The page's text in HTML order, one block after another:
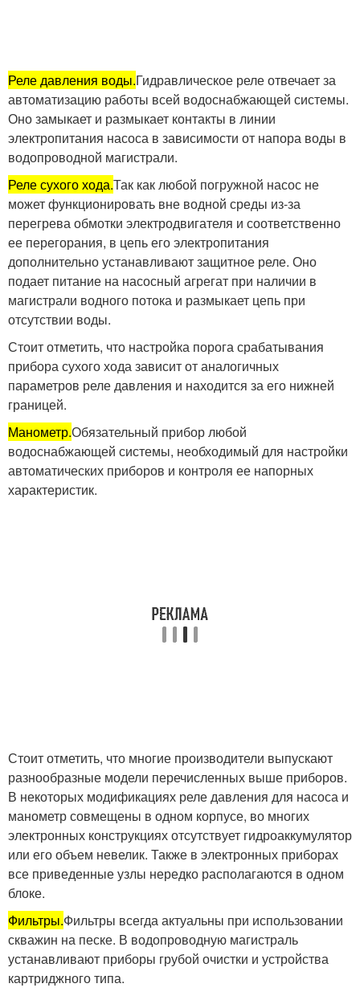
Реле давления воды.Гидравлическое реле отвечает за
автоматизацию работы всей водоснабжающей системы.
Оно замыкает и размыкает контакты в линии
электропитания насоса в зависимости от напора воды в
водопроводной магистрали.
Реле сухого хода.Так как любой погружной насос не
может функционировать вне водной среды из-за
перегрева обмотки электродвигателя и соответственно
ее перегорания, в цепь его электропитания
дополнительно устанавливают защитное реле. Оно
подает питание на насосный агрегат при наличии в
магистрали водного потока и размыкает цепь при
отсутствии воды.
Стоит отметить, что настройка порога срабатывания
прибора сухого хода зависит от аналогичных
параметров реле давления и находится за его нижней
границей.
Манометр.Обязательный прибор любой
водоснабжающей системы, необходимый для настройки
автоматических приборов и контроля ее напорных
характеристик.
Стоит отметить, что многие производители выпускают
разнообразные модели перечисленных выше приборов.
В некоторых модификациях реле давления для насоса и
манометр совмещены в одном корпусе, во многих
электронных конструкциях отсутствует гидроаккумулятор
или его объем невелик. Также в электронных приборах
все приведенные узлы нередко располагаются в одном
блоке.
Фильтры.Фильтры всегда актуальны при использовании
скважин на песке. В водопроводную магистраль
устанавливают приборы грубой очистки и устройства
картриджного типа.